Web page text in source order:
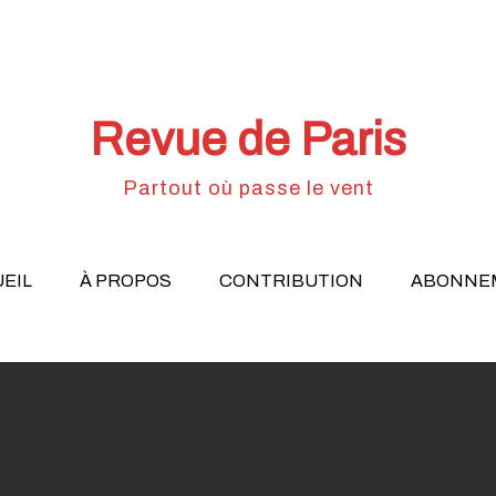
Revue de Paris
Partout où passe le vent
À PROPOS CONTRIBUTION